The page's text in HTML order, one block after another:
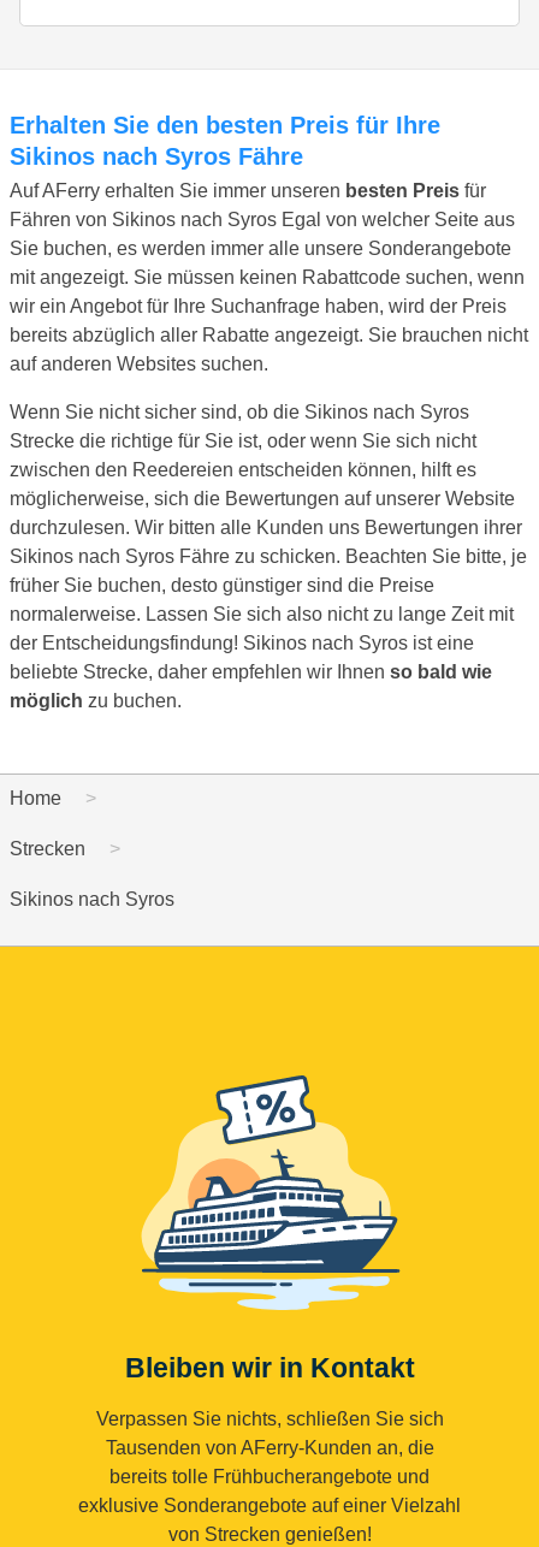
Erhalten Sie den besten Preis für Ihre
Sikinos nach Syros Fähre
Auf AFerry erhalten Sie immer unseren besten Preis für
Fähren von Sikinos nach Syros Egal von welcher Seite aus
Sie buchen, es werden immer alle unsere Sonderangebote
mit angezeigt. Sie müssen keinen Rabattcode suchen, wenn
wir ein Angebot für Ihre Suchanfrage haben, wird der Preis
bereits abzüglich aller Rabatte angezeigt. Sie brauchen nicht
auf anderen Websites suchen.
Wenn Sie nicht sicher sind, ob die Sikinos nach Syros
Strecke die richtige für Sie ist, oder wenn Sie sich nicht
zwischen den Reedereien entscheiden können, hilft es
möglicherweise, sich die Bewertungen auf unserer Website
durchzulesen. Wir bitten alle Kunden uns Bewertungen ihrer
Sikinos nach Syros Fähre zu schicken. Beachten Sie bitte, je
früher Sie buchen, desto günstiger sind die Preise
normalerweise. Lassen Sie sich also nicht zu lange Zeit mit
der Entscheidungsfindung! Sikinos nach Syros ist eine
beliebte Strecke, daher empfehlen wir Ihnen so bald wie
möglich zu buchen.
Home
Strecken
Sikinos nach Syros
Bleiben wir in Kontakt
Verpassen Sie nichts, schließen Sie sich
Tausenden von AFerry-Kunden an, die
bereits tolle Frühbucherangebote und
exklusive Sonderangebote auf einer Vielzahl
von Strecken genießen!